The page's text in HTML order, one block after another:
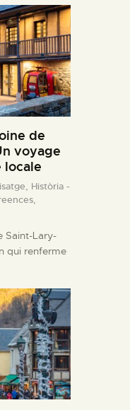
de
voyage
locale
Història -
Saint-Lary-
qui renferme